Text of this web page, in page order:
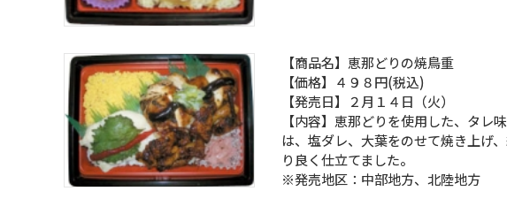
【商品名】恵那どりの焼鳥重
【価格】４９８円(税込)
【発売日】２月１４日（火）
【内容】恵那どりを使用した、タ
は、塩ダレ、大葉をのせて焼き上げ
り良く仕立てました。
※発売地区：中部地方、北陸地方